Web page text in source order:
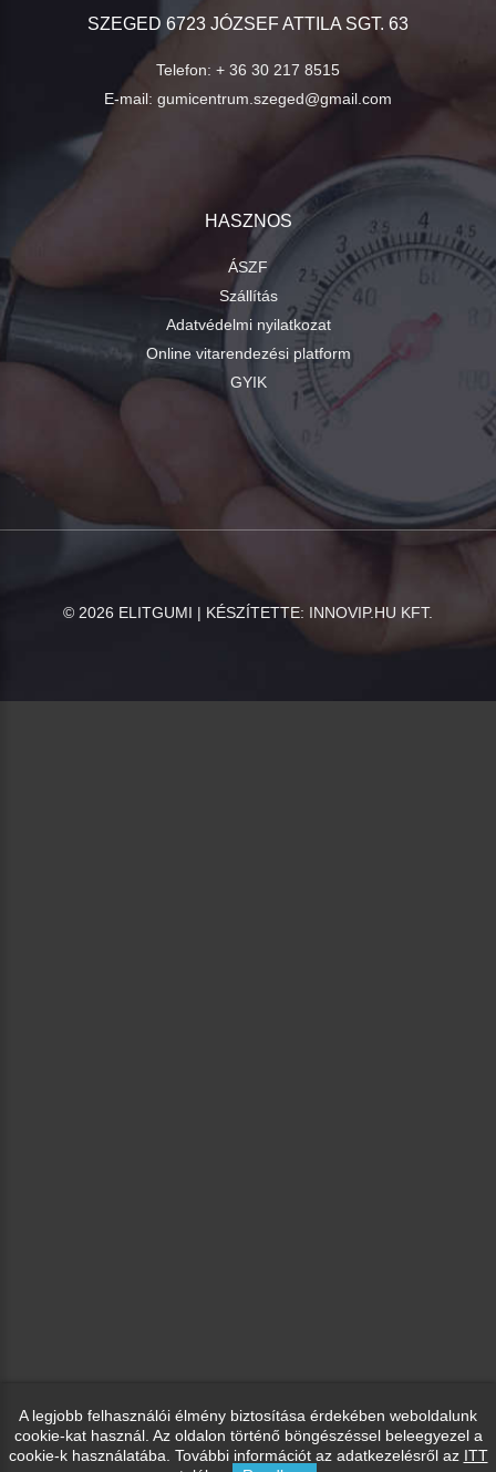
SZEGED 6723 JÓZSEF ATTILA SGT. 63
Telefon: + 36 30 217 8515
E-mail: gumicentrum.szeged@gmail.com
HASZNOS
ÁSZF
Szállítás
Adatvédelmi nyilatkozat
Online vitarendezési platform
GYIK
© 2026 ELITGUMI | KÉSZÍTETTE: INNOVIP.HU KFT.
A legjobb felhasználói élmény biztosítása érdekében weboldalunk
cookie-kat használ. Az oldalon történő böngészéssel beleegyezel a
cookie-k használatába. További információt az adatkezelésről az ITT